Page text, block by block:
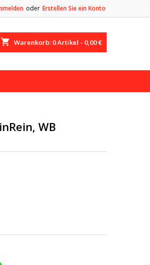
oder Erstellen Sie ein Konto
shopping_cart Warenkorb: 0Artikel - 0,00 €
WB